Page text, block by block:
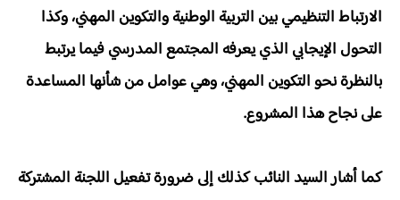
الارتباط التنظيمي بين التربية الوطنية والتكوين المهني، وكذا
التحول الإيجابي الذي يعرفه المجتمع المدرسي فيما يرتبط
بالنظرة نحو التكوين المهني، وهي عوامل من شأنها المساعدة
على نجاح هذا المشروع.
كما أشار السيد النائب كذلك إلى ضرورة تفعيل اللجنة المشتركة